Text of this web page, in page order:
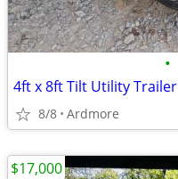
•
4ft x 8ft Tilt Utility Trailer
8/8 Ardmore
$17,000